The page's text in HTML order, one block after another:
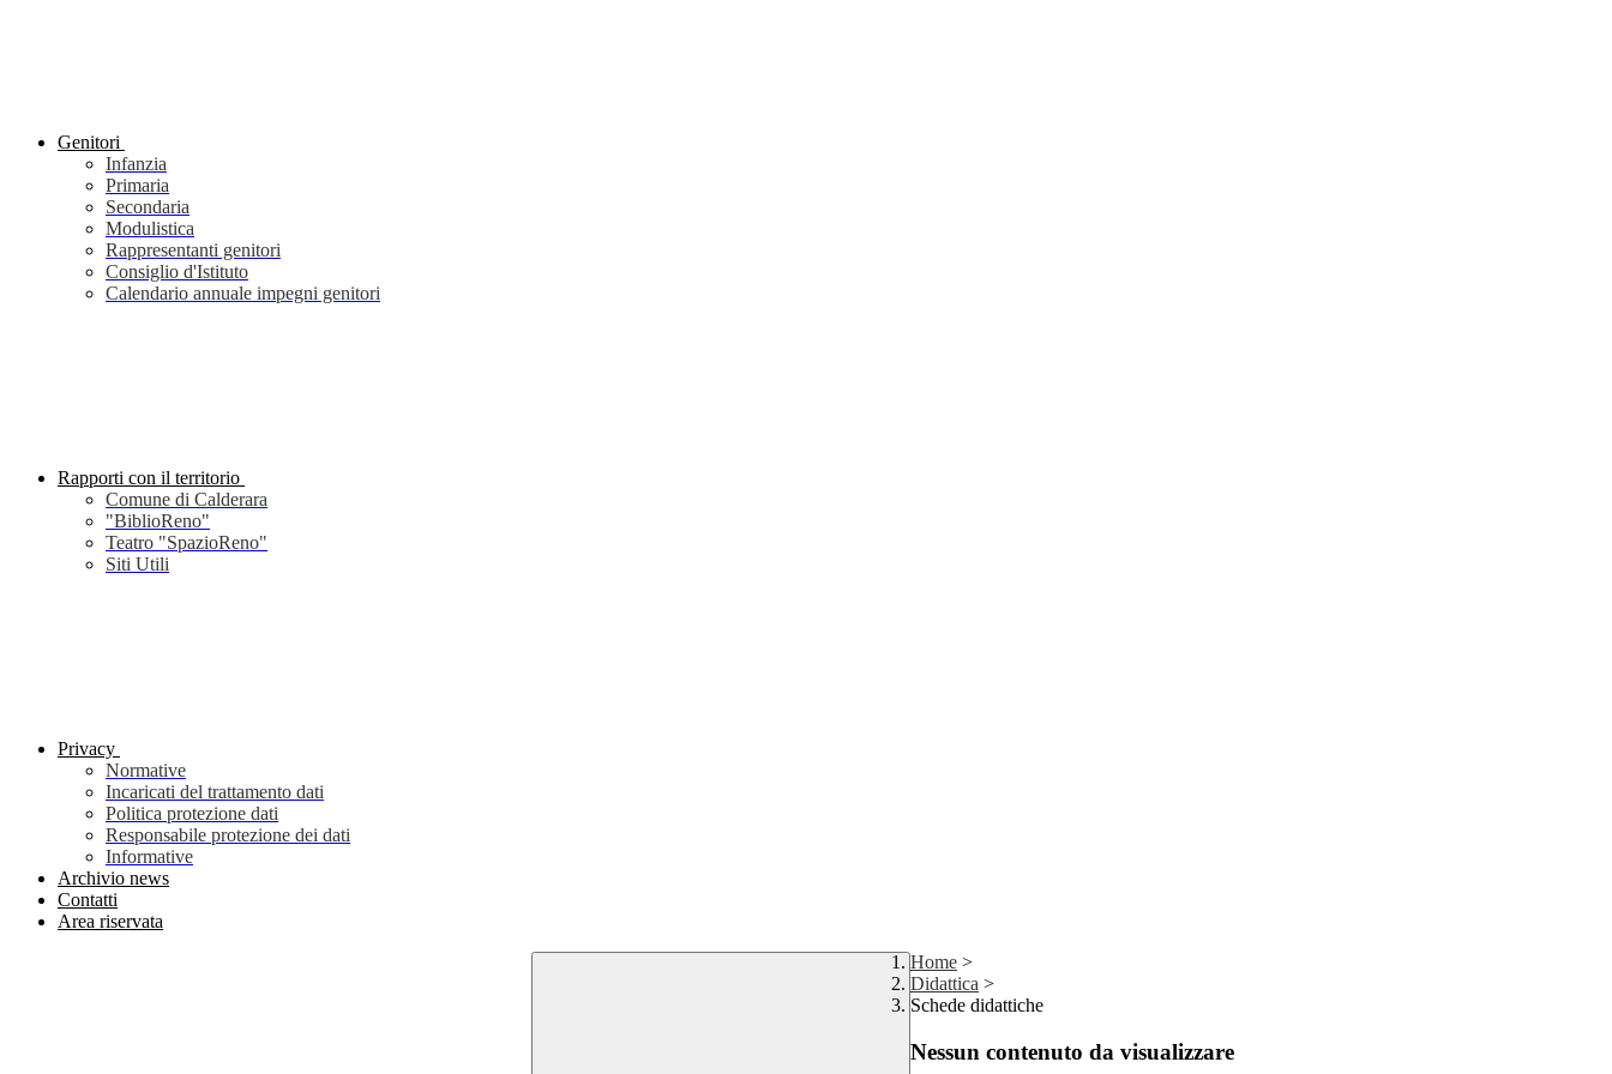
Genitori
Infanzia
Primaria
Secondaria
Modulistica
Rappresentanti genitori
Consiglio d'Istituto
Calendario annuale impegni genitori
Rapporti con il territorio
Comune di Calderara
"BiblioReno"
Teatro "SpazioReno"
Siti Utili
Privacy
Normative
Incaricati del trattamento dati
Politica protezione dati
Responsabile protezione dei dati
Informative
Archivio news
Contatti
Area riservata
Home >
Didattica >
Schede didattiche
Nessun contenuto da visualizzare